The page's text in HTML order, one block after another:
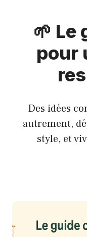
🌱 Le
pour
Des idées
autrement,
style, et